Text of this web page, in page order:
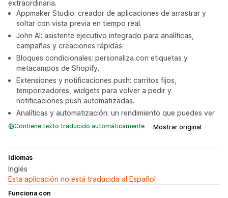
extraordinaria.
Appmaker Studio: creador de aplicaciones de arrastrar y
soltar con vista previa en tiempo real.
John AI: asistente ejecutivo integrado para analíticas,
campañas y creaciones rápidas
Bloques condicionales: personaliza con etiquetas y
metacampos de Shopify.
Extensiones y notificaciones push: carritos fijos,
temporizadores, widgets para volver a pedir y
notificaciones push automatizadas.
Analíticas y automatización: un rendimiento que puedes ver
Contiene texto traducido automáticamente Mostrar original
Idiomas
Inglés
Esta aplicación no está traducida al Español
Funciona con